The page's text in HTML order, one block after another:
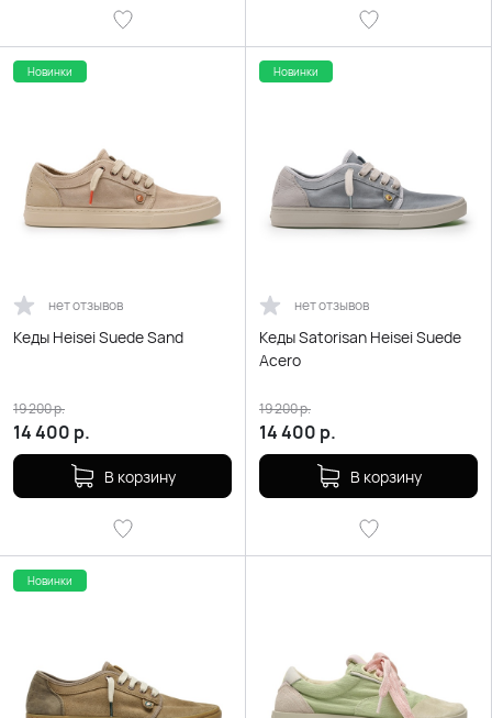
Новинки
нет отзывов
Кеды Heisei Suede Sand
14 400 р.
19 200р.
В корзину
Новинки
нет отзывов
Кеды Satorisan Heisei Suede
Acero
14 400 р.
19 200р.
В корзину
Новинки